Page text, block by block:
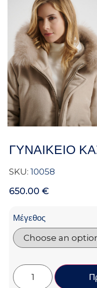
ΓΥΝΑΙΚΕΙΟ
SKU: 10058
650.00 €
Μέγεθος